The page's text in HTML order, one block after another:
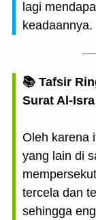
lagi
keadaannya.
📚 Tafsir
Surat Al-
Oleh karena
yang lain di
tercela dan
sehingga